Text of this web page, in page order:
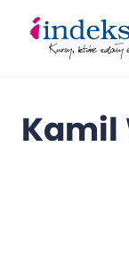
Kamil